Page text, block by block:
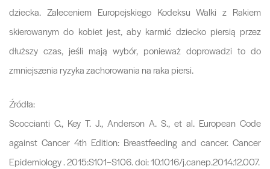
dziecka. Zaleceniem Europejskiego Kodeksu Walki z Rakiem
skierowanym do kobiet jest, aby karmić dziecko piersią przez
dłuższy czas, jeśli mają wybór, ponieważ doprowadzi to do
zmniejszenia ryzyka zachorowania na raka piersi.
Źródła:
Scoccianti C., Key T. J., Anderson A. S., et al. European Code
against Cancer 4th Edition: Breastfeeding and cancer. Cancer
Epidemiology . 2015:S101–S106. doi: 10.1016/j.canep.2014.12.007.